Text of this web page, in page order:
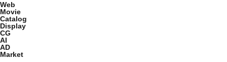
Web
Movie
Catalog
Display
CG
AI
AD
Market
美容・健康・スポーツのカタログ・パンフレットの最新デ
ザイン制作実績を公開しています。